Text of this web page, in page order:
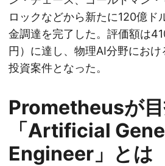
ロックなどから新たに120億ド
金調達を完了した。評価額は
円）に達し、物理AI分野にお
投資案件となった。
Prometheusが
「Artificial
Engineer」とは